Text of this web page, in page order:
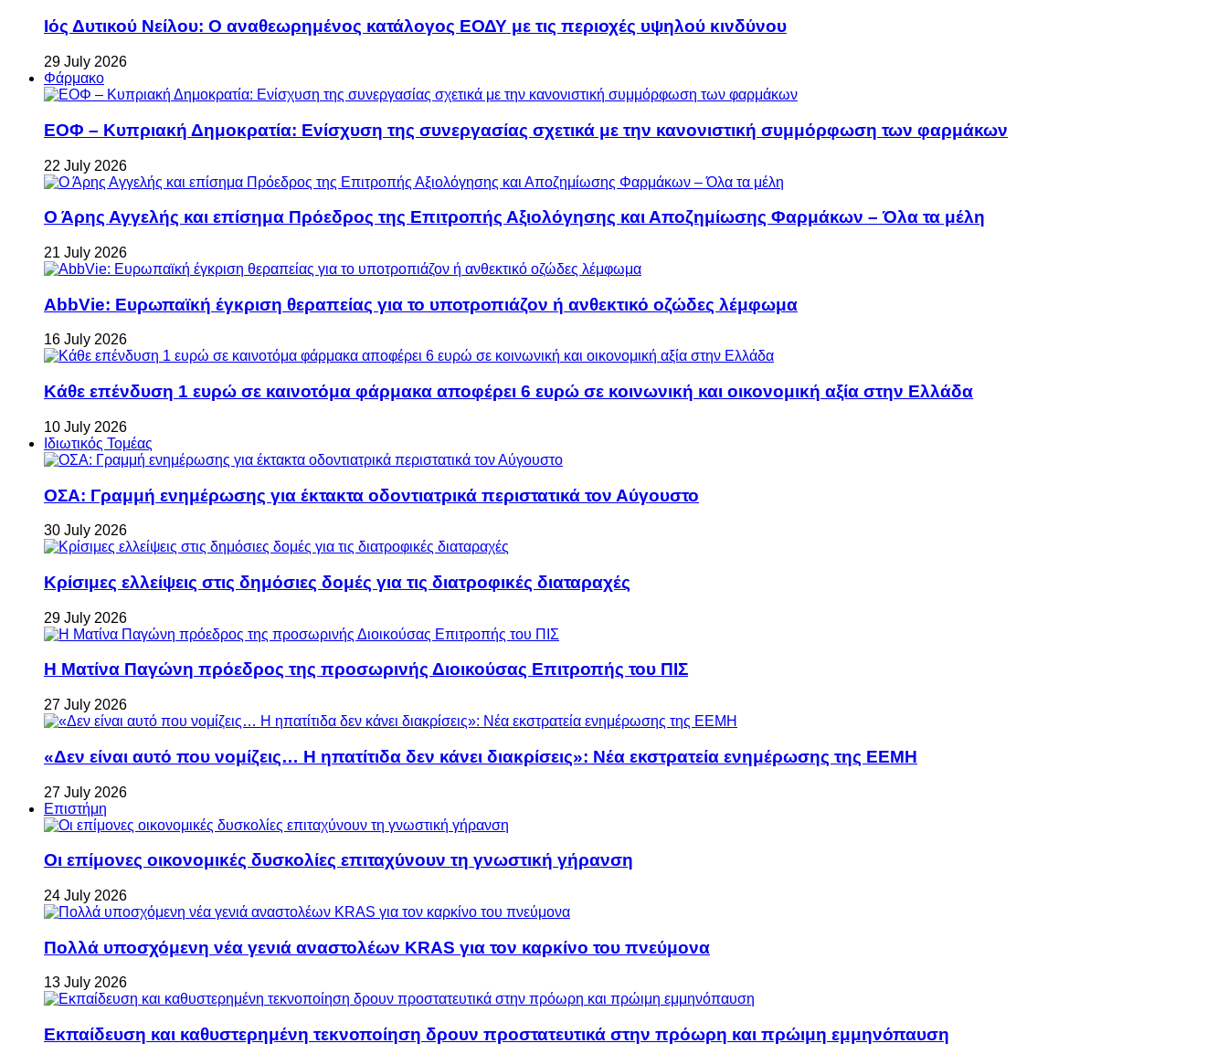
Ιός Δυτικού Νείλου: Ο αναθεωρημένος κατάλογος ΕΟΔΥ με τις περιοχές υψηλού κινδύνου
29 July 2026
Φάρμακο
ΕΟΦ – Κυπριακή Δημοκρατία: Ενίσχυση της συνεργασίας σχετικά με την κανονιστική συμμόρφωση των φαρμάκων
22 July 2026
Ο Άρης Αγγελής και επίσημα Πρόεδρος της Επιτροπής Αξιολόγησης και Αποζημίωσης Φαρμάκων – Όλα τα μέλη
21 July 2026
AbbVie: Ευρωπαϊκή έγκριση θεραπείας για το υποτροπιάζον ή ανθεκτικό οζώδες λέμφωμα
16 July 2026
Κάθε επένδυση 1 ευρώ σε καινοτόμα φάρμακα αποφέρει 6 ευρώ σε κοινωνική και οικονομική αξία στην Ελλάδα
10 July 2026
Ιδιωτικός Τομέας
ΟΣΑ: Γραμμή ενημέρωσης για έκτακτα οδοντιατρικά περιστατικά τον Αύγουστο
30 July 2026
Κρίσιμες ελλείψεις στις δημόσιες δομές για τις διατροφικές διαταραχές
29 July 2026
Η Ματίνα Παγώνη πρόεδρος της προσωρινής Διοικούσας Επιτροπής του ΠΙΣ
27 July 2026
«Δεν είναι αυτό που νομίζεις… Η ηπατίτιδα δεν κάνει διακρίσεις»: Νέα εκστρατεία ενημέρωσης της ΕΕΜΗ
27 July 2026
Επιστήμη
Οι επίμονες οικονομικές δυσκολίες επιταχύνουν τη γνωστική γήρανση
24 July 2026
Πολλά υποσχόμενη νέα γενιά αναστολέων KRAS για τον καρκίνο του πνεύμονα
13 July 2026
Εκπαίδευση και καθυστερημένη τεκνοποίηση δρουν προστατευτικά στην πρόωρη και πρώιμη εμμηνόπαυση